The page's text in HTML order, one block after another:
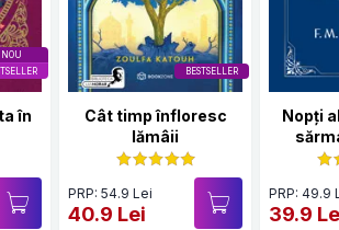
NOU
în
BESTSELLER
Cât timp înfloresc
lămâii
PRP: 54.9 Lei
40.9 Lei
Nopți
PRP: 49.9
39.9